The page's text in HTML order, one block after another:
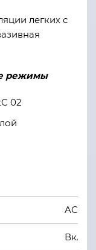
легких с
режимы
02
ACV,
Вкл/